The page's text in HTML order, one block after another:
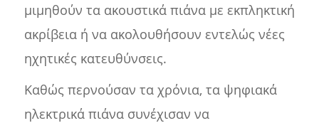
μιμηθούν τα ακουστικά πιάνα με εκπληκτική
ακρίβεια ή να ακολουθήσουν εντελώς νέες
ηχητικές κατευθύνσεις.
Καθώς περνούσαν τα χρόνια, τα ψηφιακά
ηλεκτρικά πιάνα συνέχισαν να